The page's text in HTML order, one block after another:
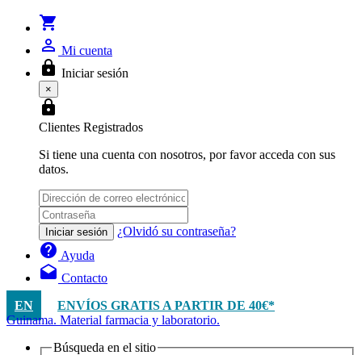
shopping_cart
person_outline Mi cuenta
lock Iniciar sesión
×
lock
Clientes Registrados
Si tiene una cuenta con nosotros, por favor acceda con sus
datos.
Iniciar sesión ¿Olvidó su contraseña?
help Ayuda
drafts Contacto
EN
ENVÍOS GRATIS A PARTIR DE 40€*
Guinama. Material farmacia y laboratorio.
Búsqueda en el sitio